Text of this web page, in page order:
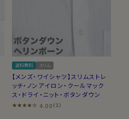
送料無料 スリム
【メンズ・ワイシャツ】スリムストレ
ッチ・ノンアイロン・クールマック
ス・ドライ・ニット・ボタンダウン
4.00 （1）